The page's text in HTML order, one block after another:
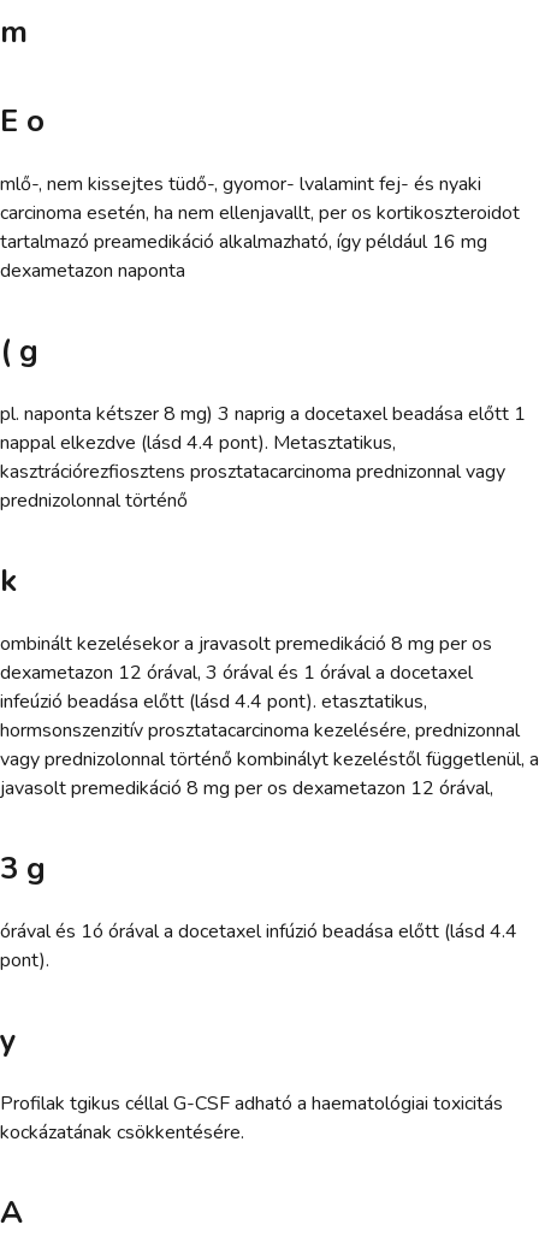
m
E o
mlő-, nem kissejtes tüdő-, gyomor- lvalamint fej- és nyaki
carcinoma esetén, ha nem ellenjavallt, per os kortikoszteroidot
tartalmazó preamedikáció alkalmazható, így például 16 mg
dexametazon naponta
( g
pl. naponta kétszer 8 mg) 3 naprig a docetaxel beadása előtt 1
nappal elkezdve (lásd 4.4 pont). Metasztatikus,
kasztrációrezfiosztens prosztatacarcinoma prednizonnal vagy
prednizolonnal történő
k
ombinált kezelésekor a jravasolt premedikáció 8 mg per os
dexametazon 12 órával, 3 órával és 1 órával a docetaxel
infeúzió beadása előtt (lásd 4.4 pont). etasztatikus,
hormsonszenzitív prosztatacarcinoma kezelésére, prednizonnal
vagy prednizolonnal történő kombinályt kezeléstől függetlenül, a
javasolt premedikáció 8 mg per os dexametazon 12 órával,
3 g
órával és 1ó órával a docetaxel infúzió beadása előtt (lásd 4.4
pont).
y
Profilak tgikus céllal G-CSF adható a haematológiai toxicitás
kockázatának csökkentésére.
A